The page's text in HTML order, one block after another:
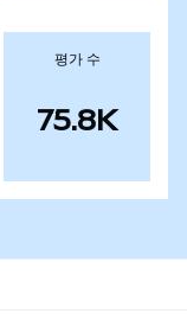
평가 수
75.8K